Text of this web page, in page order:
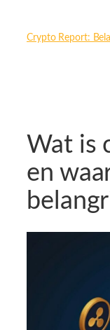
Crypto Report:
Wat is
en